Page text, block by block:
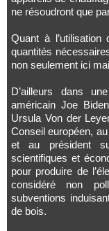
ne résoudront que
Quant à l’utilisation
quantités
non seulement ici
D’ailleurs dans
américain Joe
Ursula Von der
Conseil européen,
et au président
scientifiques et
pour produire de
considéré non
subventions
de bois.